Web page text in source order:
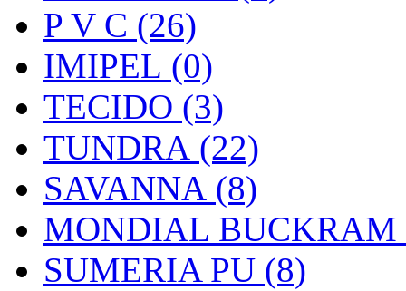
P V C (26)
IMIPEL (0)
TECIDO (3)
TUNDRA (22)
SAVANNA (8)
MONDIAL BUCKRAM
SUMERIA PU (8)